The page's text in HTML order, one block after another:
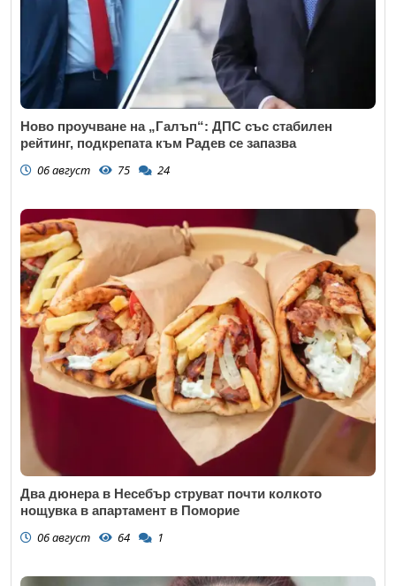
Ново проучване на „Галъп“: ДПС със стабилен
рейтинг, подкрепата към Радев се запазва
06 август 75 24
Два дюнера в Несебър струват почти колкото
нощувка в апартамент в Поморие
06 август 64 1